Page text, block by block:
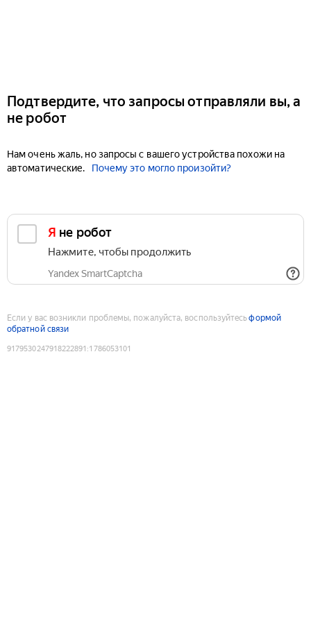
Подтвердите, что запросы отправляли вы, а
не робот
Нам очень жаль, но запросы с вашего устройства похожи на
автоматические.
Почему это могло произойти?
Я не робот
Нажмите, чтобы продолжить
Yandex SmartCaptcha
Если у вас возникли проблемы, пожалуйста, воспользуйтесьформой
обратной связи
9179530247918222891 :1786053101